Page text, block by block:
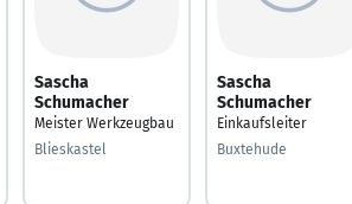
Sascha
Schumacher
Meister Werkzeugbau
Blieskastel
Sascha
Schumacher
Einkaufsleiter
Buxtehude